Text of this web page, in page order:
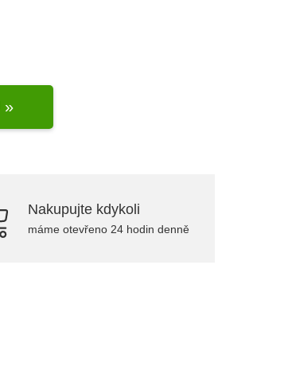
»
Nakupujte kdykoli
máme otevřeno 24 hodin denně